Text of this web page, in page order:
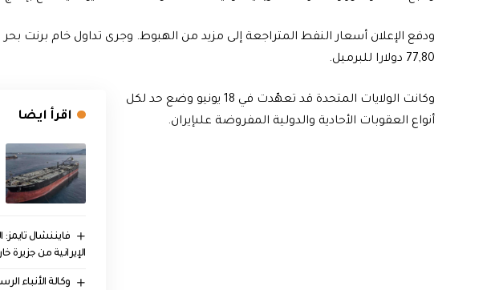
ودفع الإعلان أسعار النفط المتراجعة إلى مزيد من الهبوط. وجرى تداول خام برنت
77,80 دولارا للبرميل.
اقرأ ايضا
فايننشال
الإيرانية من جزيرة
وكانت الولايات المتحدة قد تعهّدت في 18 يونيو وضع حد لكل
أنواع العقوبات الأحادية والدولية المفروضة علىإيران.